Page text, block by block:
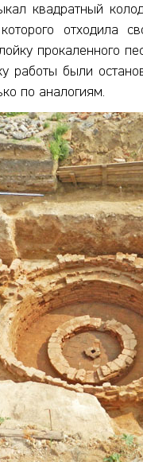
квадратный
отходила
прокаленного
работы были
по аналогиям.